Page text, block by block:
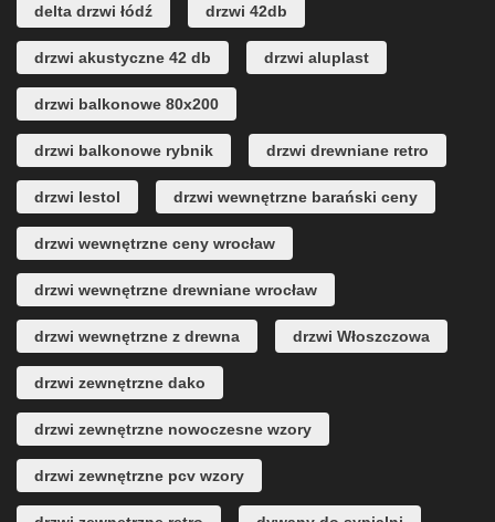
delta drzwi łódź drzwi 42db
drzwi akustyczne 42 db drzwi aluplast
drzwi balkonowe 80x200
drzwi balkonowe rybnik drzwi drewniane retro
drzwi lestol drzwi wewnętrzne barański ceny
drzwi wewnętrzne ceny wrocław
drzwi wewnętrzne drewniane wrocław
drzwi wewnętrzne z drewna drzwi Włoszczowa
drzwi zewnętrzne dako
drzwi zewnętrzne nowoczesne wzory
drzwi zewnętrzne pcv wzory